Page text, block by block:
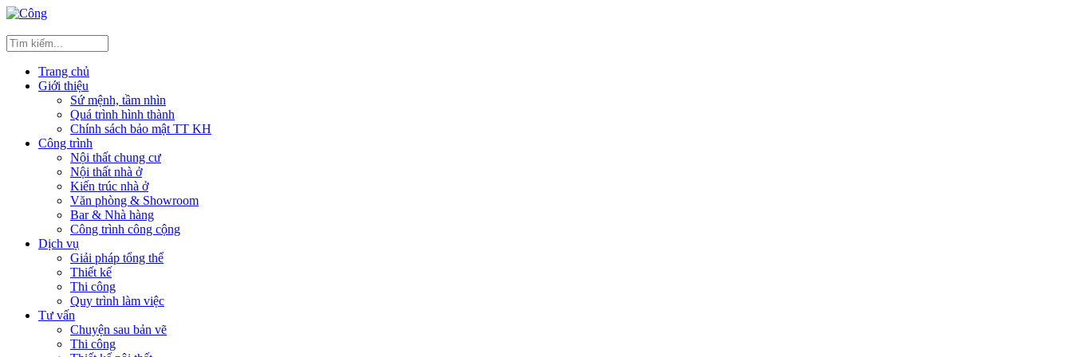
Trang chủ
Giới thiệu
Sứ mệnh, tầm nhìn
Quá trình hình thành
Chính sách bảo mật TT KH
Công trình
Nội thất chung cư
Nội thất nhà ở
Kiến trúc nhà ở
Văn phòng & Showroom
Bar & Nhà hàng
Công trình công cộng
Dịch vụ
Giải pháp tổng thể
Thiết kế
Thi công
Quy trình làm việc
Tư vấn
Chuyện sau bản vẽ
Thi công